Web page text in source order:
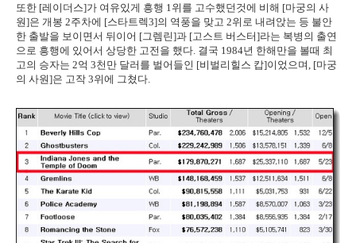
또한 [레이더스]가 여유있게 흥행 1위를 고수했던것에 비해 [마궁의 사
원]은 개봉 2주차에 [스타트렉3]의 역풍을 맞고 2위로 내려앉는 등 불안
한 출발을 보이면서 뒤이어 [그렘린]과 [고스트 버스터]라는 복병의 출연
으로 흥행에 있어서 상당한 고전을 했다. 결국 1984년 한해만을 볼때 최
고의 승자는 2억 3천만 달러를 벌어들인 [비벌리힐스 캅]이었으며, [마궁
의 사원]은 고작 3위에 그쳤다.